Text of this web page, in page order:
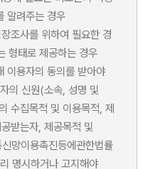
알려주는 경우
조사를 위하여 필요한 경
형태로 제공하는 경우
용자의 동의를 받아야
의 신원(소속, 성명 및
수집목적 및 이용목적, 제
받는자, 제공목적 및
망이용촉진등에관한법률
명시하거나 고지해야